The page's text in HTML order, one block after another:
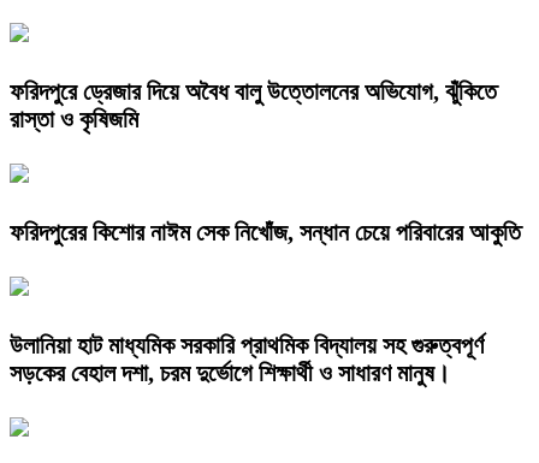
ফরিদপুরে ড্রেজার দিয়ে অবৈধ বালু উত্তোলনের অভিযোগ, ঝুঁকিতে
রাস্তা ও কৃষিজমি
ফরিদপুরের কিশোর নাঈম সেক নিখোঁজ, সন্ধান চেয়ে পরিবারের আকুতি
উলানিয়া হাট মাধ্যমিক সরকারি প্রাথমিক বিদ্যালয় সহ গুরুত্বপূর্ণ
সড়কের বেহাল দশা, চরম দুর্ভোগে শিক্ষার্থী ও সাধারণ মানুষ।